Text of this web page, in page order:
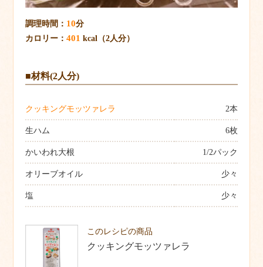
調理時間： 10分
カロリー： 401 kcal（2人分）
■材料(2人分)
クッキングモッツァレラ 2本
生ハム 6枚
かいわれ大根 1/2パック
オリーブオイル 少々
塩 少々
このレシピの商品
クッキングモッツァレラ